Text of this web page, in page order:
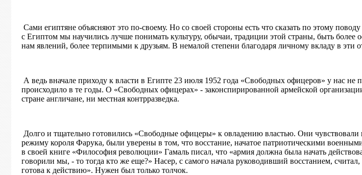
Сами египтяне объясняют это по-своему. Но со своей стороны есть что сказать по этому
с Египтом мы научились лучше понимать культуру, обычаи, традиции этой страны, быть
нам явлений, более терпимыми к друзьям. В немалой степени благодаря личному вкладу в эти
А ведь вначале приходу к власти в Египте 23 июля 1952 года «Свободных офицеров» у нас не
происходило в те годы. О «Свободных офицерах» - законспирированной армейской
стране англичане, ни местная контрразведка.
Долго и тщательно готовились «Свободные офицеры» к овладению властью. Они чувствовали
режиму короля Фарука, были уверены в том, что восстание, начатое патриотическими
в своей книге «Философия революции» Гамаль писал, что «армия должна была начать
говорили мы, - то тогда кто же еще?» Насер, с самого начала руководивший восстанием,
готова к действию». Нужен был только толчок.